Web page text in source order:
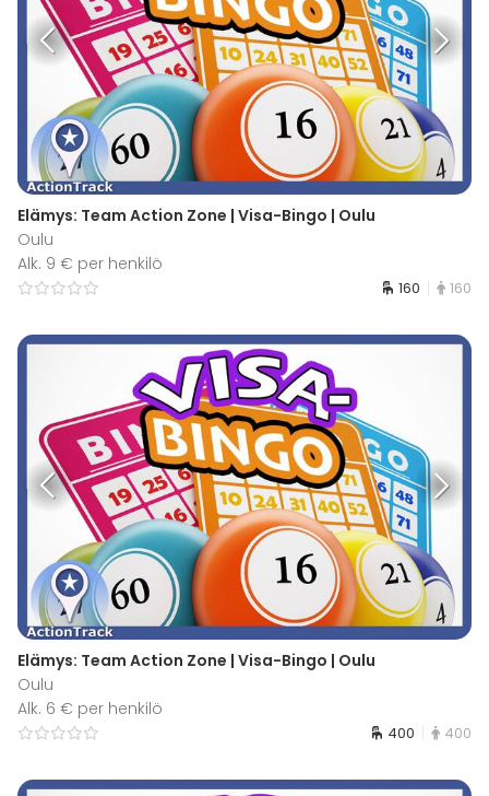
Elämys: Team Action Zone | Visa-Bingo | Oulu
Oulu
Alk. 9 € per henkilö
160 160
Elämys: Team Action Zone | Visa-Bingo | Oulu
Oulu
Alk. 6 € per henkilö
400 400